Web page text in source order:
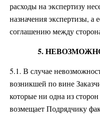
расходы на экспертизу
назначения экспертизы, а
соглашению между
5.
5.1. В случае
возникшей по вине
которые ни одна из сторон
возмещает Подрядчику